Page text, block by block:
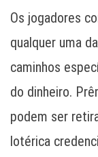
Os jogadores
qualquer uma
caminhos
do dinheiro.
podem ser
lotérica